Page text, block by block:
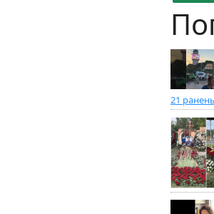
21